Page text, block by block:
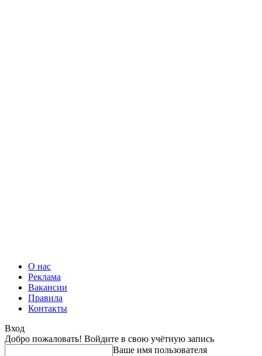
О нас
Реклама
Вакансии
Правила
Контакты
Вход
Добро пожаловать! Войдите в свою учётную запись
Ваше имя пользователя